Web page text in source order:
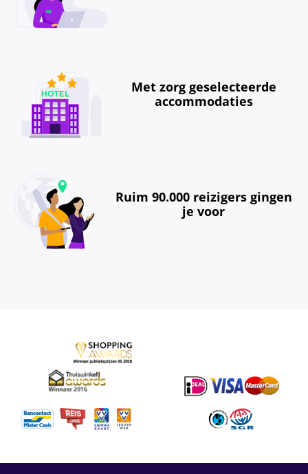
Met zorg geselecteerde
accommodaties
Ruim 90.000 reizigers gingen
je voor